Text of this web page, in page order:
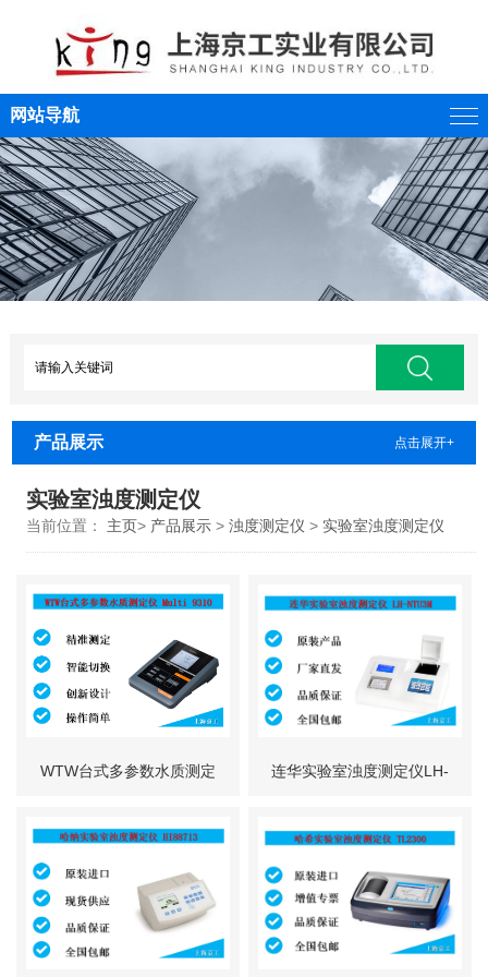
网站导航
产品展示 点击展开+
实验室浊度测定仪
当前位置： 主页> 产品展示> 浊度测定仪 > 实验室浊度测定仪
WTW台式多参数水质测定 连华实验室浊度测定仪LH-